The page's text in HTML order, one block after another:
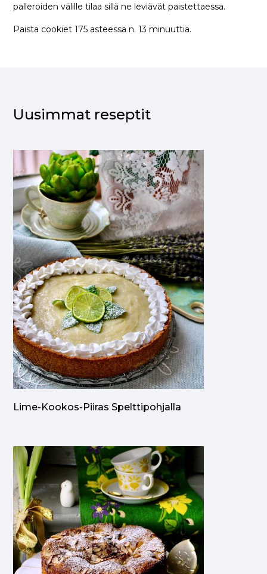
palleroiden välille tilaa sillä ne leviävät paistettaessa.
Paista cookiet 175 asteessa n. 13 minuuttia.
Uusimmat reseptit
Lime-Kookos-Piiras Spelttipohjalla